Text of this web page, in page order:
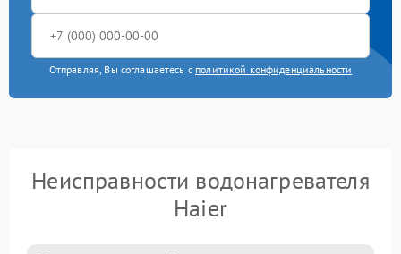
Отправляя, Вы соглашаетесь с политикой конфиденциальности
Неисправности водонагревателя
Haier